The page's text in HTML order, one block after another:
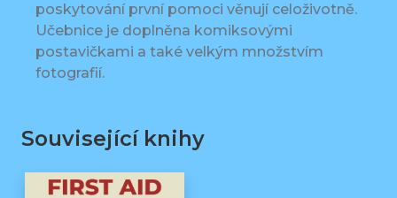
poskytování první pomoci věnují celoživotně.
Učebnice je doplněna komiksovými
postavičkami a také velkým množstvím
fotografií.
Související knihy